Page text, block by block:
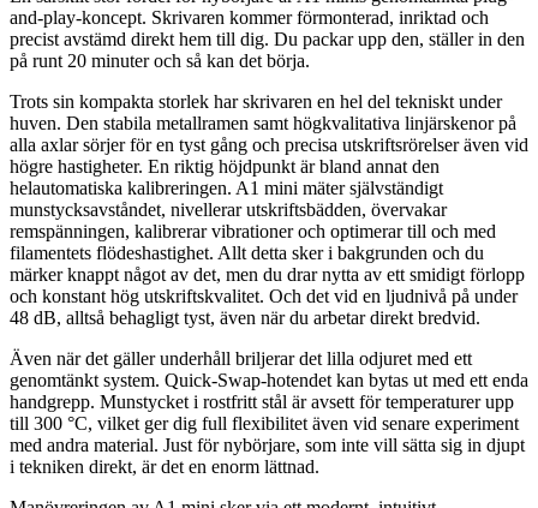
and-play-koncept. Skrivaren kommer förmonterad, inriktad och
precist avstämd direkt hem till dig. Du packar upp den, ställer in den
på runt 20 minuter och så kan det börja.
Trots sin kompakta storlek har skrivaren en hel del tekniskt under
huven. Den stabila metallramen samt högkvalitativa linjärskenor på
alla axlar sörjer för en tyst gång och precisa utskriftsrörelser även vid
högre hastigheter. En riktig höjdpunkt är bland annat den
helautomatiska kalibreringen. A1 mini mäter självständigt
munstycksavståndet, nivellerar utskriftsbädden, övervakar
remspänningen, kalibrerar vibrationer och optimerar till och med
filamentets flödeshastighet. Allt detta sker i bakgrunden och du
märker knappt något av det, men du drar nytta av ett smidigt förlopp
och konstant hög utskriftskvalitet. Och det vid en ljudnivå på under
48 dB, alltså behagligt tyst, även när du arbetar direkt bredvid.
Även när det gäller underhåll briljerar det lilla odjuret med ett
genomtänkt system. Quick-Swap-hotendet kan bytas ut med ett enda
handgrepp. Munstycket i rostfritt stål är avsett för temperaturer upp
till 300 °C, vilket ger dig full flexibilitet även vid senare experiment
med andra material. Just för nybörjare, som inte vill sätta sig in djupt
i tekniken direkt, är det en enorm lättnad.